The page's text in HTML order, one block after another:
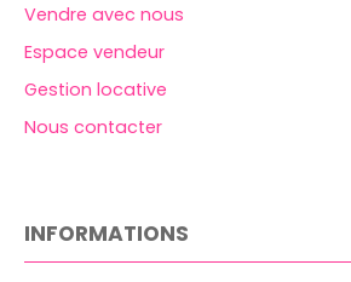
Vendre avec nous
Espace vendeur
Gestion locative
Nous contacter
INFORMATIONS